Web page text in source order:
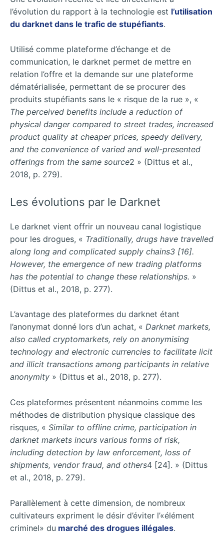
l’évolution du rapport à la technologie est l’utilisation
du darknet dans le trafic de stupéfiants.
Utilisé comme plateforme d’échange et de
communication, le darknet permet de mettre en
relation l’offre et la demande sur une plateforme
dématérialisée, permettant de se procurer des
produits stupéfiants sans le « risque de la rue », «
The perceived benefits include a reduction of
physical danger compared to street trades, increased
product quality at cheaper prices, speedy delivery,
and the convenience of varied and well-presented
offerings from the same source2 » (Dittus et al.,
2018, p. 279).
Les évolutions par le Darknet
Le darknet vient offrir un nouveau canal logistique
pour les drogues, « Traditionally, drugs have travelled
along long and complicated supply chains3 [16].
However, the emergence of new trading platforms
has the potential to change these relationships. »
(Dittus et al., 2018, p. 277).
L’avantage des plateformes du darknet étant
l’anonymat donné lors d’un achat, « Darknet markets,
also called cryptomarkets, rely on anonymising
technology and electronic currencies to facilitate licit
and illicit transactions among participants in relative
anonymity » (Dittus et al., 2018, p. 277).
Ces plateformes présentent néanmoins comme les
méthodes de distribution physique classique des
risques, « Similar to offline crime, participation in
darknet markets incurs various forms of risk,
including detection by law enforcement, loss of
shipments, vendor fraud, and others4 [24]. » (Dittus
et al., 2018, p. 279).
Parallèlement à cette dimension, de nombreux
cultivateurs expriment le désir d’éviter l’«élément
criminel» du marché des drogues illégales.